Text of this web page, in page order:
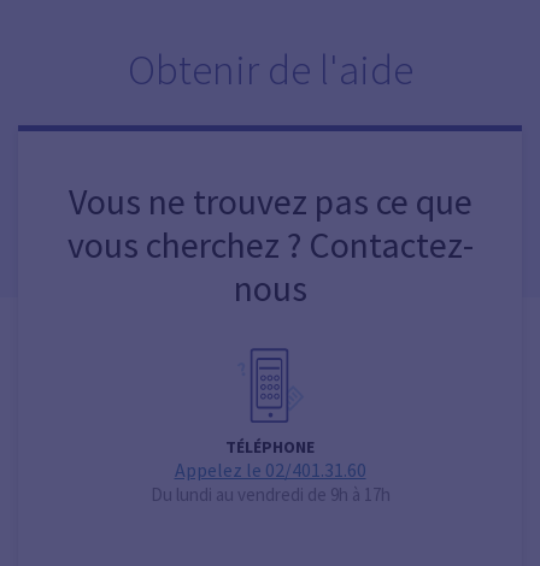
Obtenir de l'aide
Vous ne trouvez pas ce que
vous cherchez ? Contactez-
nous
TÉLÉPHONE
Appelez le 02/401.31.60
Du lundi au vendredi de 9h à 17h